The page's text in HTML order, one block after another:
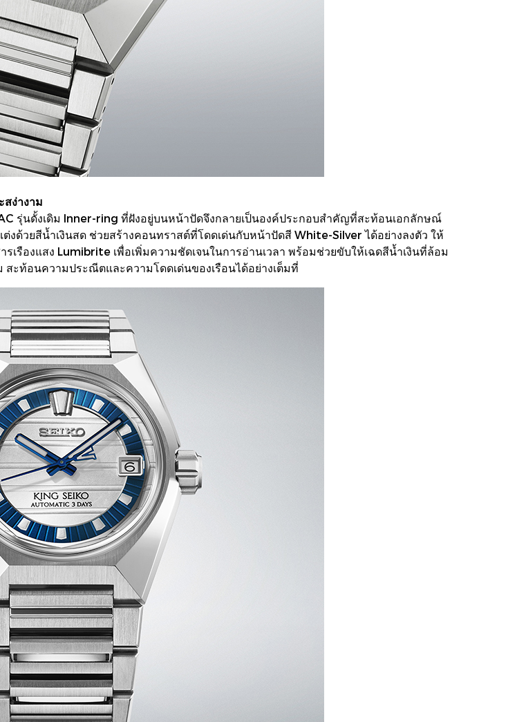
ง่างาม
รุ่นดั้งเดิม Inner-ring ที่ฝังอยู่บนหน้าปัดจึงกลายเป็นองค์ประกอบสำคัญที่สะท้อนเอกลักษณ์
ด้วยสีน้ำเงินสด ช่วยสร้างคอนทราสต์ที่โดดเด่นกับหน้าปัดสี White-Silver ได้อย่างลงตัว ให้
เรืองแสง Lumibrite เพื่อเพิ่มความชัดเจนในการอ่านเวลา พร้อมช่วยขับให้เฉดสีน้ำเงินที่ล้อม
ะท้อนความประณีตและความโดดเด่นของเรือนได้อย่างเต็มที่